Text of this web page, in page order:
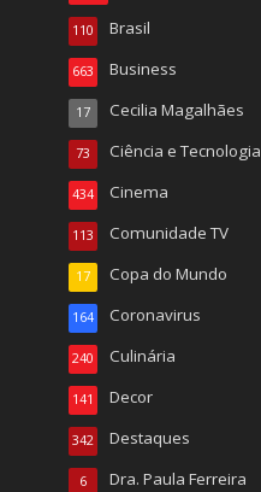
Brasil
110
Business
663
Cecilia Magalhães
17
Ciência e Tecnologia
73
Cinema
434
Comunidade TV
113
Copa do Mundo
17
Coronavirus
164
Culinária
240
Decor
141
Destaques
342
Dra. Paula Ferreira
6